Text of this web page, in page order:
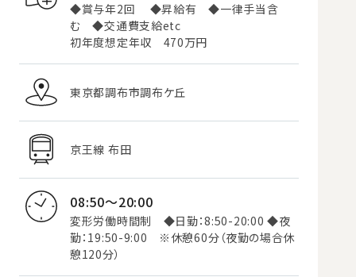
◆賞与年2回 ◆昇給有 ◆一律手当含
む ◆交通費支給etc
初年度想定年収 470万円
東京都調布市調布ケ丘
京王線 布田
08:50～20:00
変形労働時間制 ◆日勤：8:50-20:00 ◆夜
勤：19:50-9:00 ※休憩60分（夜勤の場合休
憩120分）